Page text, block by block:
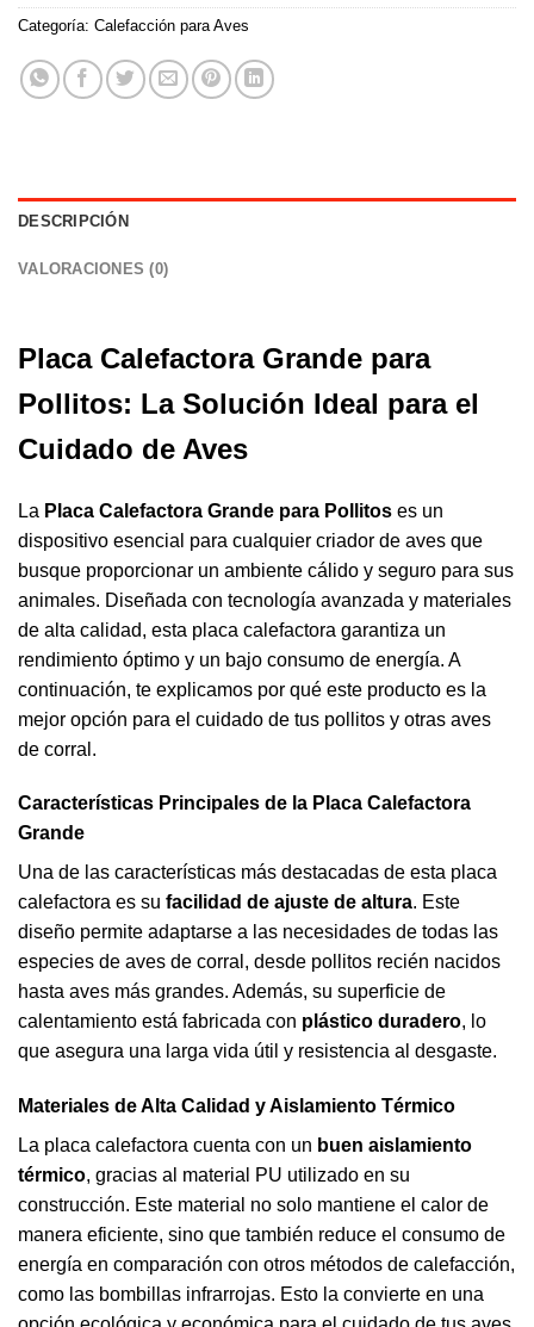
Categoría: Calefacción para Aves
DESCRIPCIÓN
VALORACIONES (0)
Placa Calefactora Grande para
Pollitos: La Solución Ideal para el
Cuidado de Aves
La Placa Calefactora Grande para Pollitos es un
dispositivo esencial para cualquier criador de aves que
busque proporcionar un ambiente cálido y seguro para sus
animales. Diseñada con tecnología avanzada y materiales
de alta calidad, esta placa calefactora garantiza un
rendimiento óptimo y un bajo consumo de energía. A
continuación, te explicamos por qué este producto es la
mejor opción para el cuidado de tus pollitos y otras aves
de corral.
Características Principales de la Placa Calefactora
Grande
Una de las características más destacadas de esta placa
calefactora es su facilidad de ajuste de altura. Este
diseño permite adaptarse a las necesidades de todas las
especies de aves de corral, desde pollitos recién nacidos
hasta aves más grandes. Además, su superficie de
calentamiento está fabricada con plástico duradero, lo
que asegura una larga vida útil y resistencia al desgaste.
Materiales de Alta Calidad y Aislamiento Térmico
La placa calefactora cuenta con un buen aislamiento
térmico, gracias al material PU utilizado en su
construcción. Este material no solo mantiene el calor de
manera eficiente, sino que también reduce el consumo de
energía en comparación con otros métodos de calefacción,
como las bombillas infrarrojas. Esto la convierte en una